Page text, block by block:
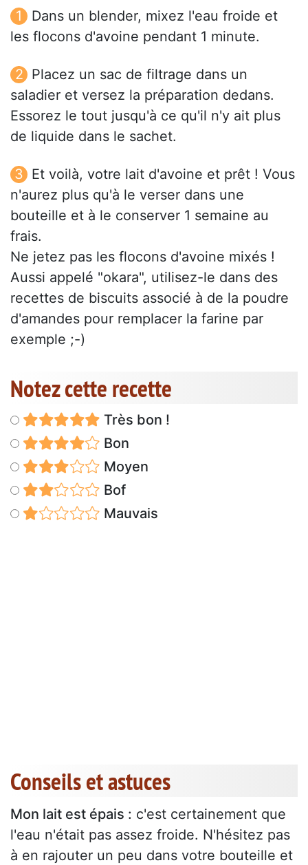
Dans un blender, mixez l'eau froide et
les flocons d'avoine pendant 1 minute.
Placez un sac de filtrage dans un
saladier et versez la préparation dedans.
Essorez le tout jusqu'à ce qu'il n'y ait plus
de liquide dans le sachet.
Et voilà, votre lait d'avoine et prêt ! Vous
n'aurez plus qu'à le verser dans une
bouteille et à le conserver 1 semaine au
frais.
Ne jetez pas les flocons d'avoine mixés !
Aussi appelé "okara", utilisez-le dans des
recettes de biscuits associé à de la poudre
d'amandes pour remplacer la farine par
exemple ;-)
Notez cette recette
Très bon !
Bon
Moyen
Bof
Mauvais
Conseils et astuces
Mon lait est épais : c'est certainement que
l'eau n'était pas assez froide. N'hésitez pas
à en rajouter un peu dans votre bouteille et